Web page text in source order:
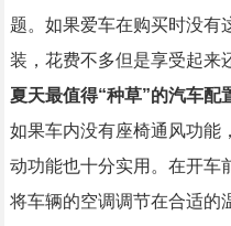
题。如果爱车在购买时没有
装，花费不多但是享受起来
夏天最值得“种草”的汽车配
如果车内没有座椅通风功能
动功能也十分实用。在开车
将车辆的空调调节在合适的